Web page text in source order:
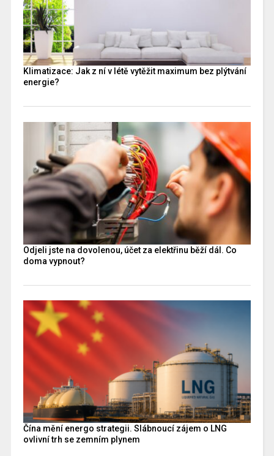
Klimatizace: Jak z ní v létě vytěžit maximum bez plýtvání
energie?
Odjeli jste na dovolenou, účet za elektřinu běží dál. Co
doma vypnout?
Čína mění energo strategii. Slábnoucí zájem o LNG
ovlivní trh se zemním plynem